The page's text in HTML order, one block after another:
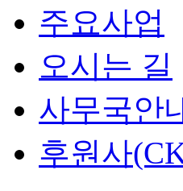
주요사업
오시는 길
사무국안
후원사